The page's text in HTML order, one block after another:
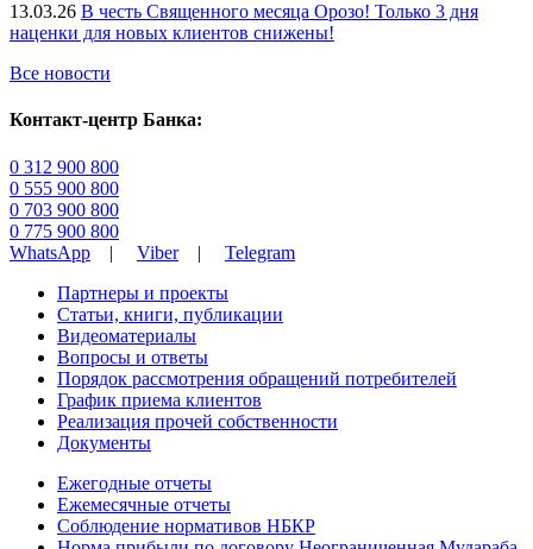
13.03.26 В честь Священного месяца Орозо! Только 3 дня
наценки для новых клиентов снижены!
Все новости
Контакт-центр Банка:
0 312 900 800
0 555 900 800
0 703 900 800
0 775 900 800
WhatsApp | Viber| Telegram
Партнеры и проекты
Статьи, книги, публикации
Видеоматериалы
Вопросы и ответы
Порядок рассмотрения обращений потребителей
График приема клиентов
Реализация прочей собственности
Документы
Ежегодные отчеты
Ежемесячные отчеты
Соблюдение нормативов НБКР